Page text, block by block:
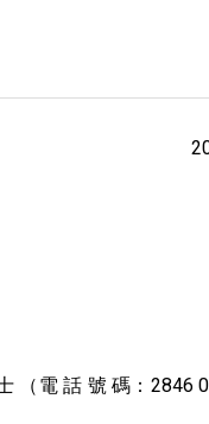
（電 話 號 碼：2846